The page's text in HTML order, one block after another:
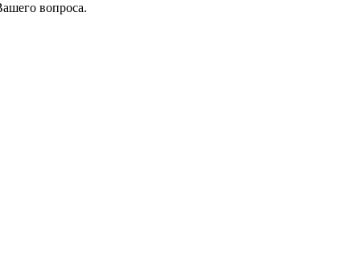
вопроса.